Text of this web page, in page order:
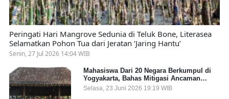
Peringati Hari Mangrove Sedunia di Teluk Bone, Literasea
Selamatkan Pohon Tua dari Jeratan ‘Jaring Hantu’
Senin, 27 Jul 2026 14:04 WIB
Mahasiswa Dari 20 Negara Berkumpul di
Yogyakarta, Bahas Mitigasi Ancaman
Kesehatan Global
Selasa, 23 Juni 2026 19:19 WIB